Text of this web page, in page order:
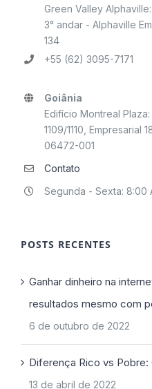
Green Valley
3° andar - Alphaville
134
+55 (62) 3095-7171
Goiânia
Edifício Montreal
1109/1110, Empresarial
06472-001
Contato
Segunda - Sexta: 8:00
POSTS RECENTES
Ganhar dinheiro na
resultados mesmo com
6 de outubro de 2022
Diferença Rico vs Pobre:
13 de abril de 2022